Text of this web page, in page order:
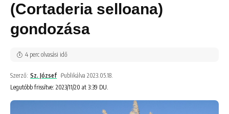
(Cortaderia selloana)
gondozása
Legutóbb frissítve: 2023/11/20 at 3:39 DU.
Szerző: Sz. József Publikálva 2023.05.18.
4 perc olvasási idő